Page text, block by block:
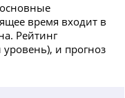
время входит в
Рейтинг
и прогноз